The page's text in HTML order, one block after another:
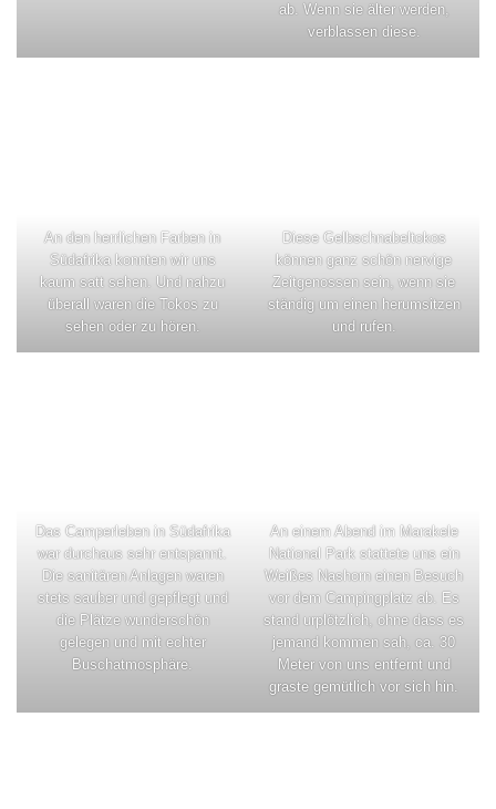
ab. Wenn sie älter werden,
verblassen diese.
An den herrlichen Farben in
Südafrika konnten wir uns
kaum satt sehen. Und nahzu
überall waren die Tokos zu
sehen oder zu hören.
Diese Gelbschnabeltokos
können ganz schön nervige
Zeitgenossen sein, wenn sie
ständig um einen herumsitzen
und rufen.
Das Camperleben in Südafrika
war durchaus sehr entspannt.
Die sanitären Anlagen waren
stets sauber und gepflegt und
die Plätze wunderschön
gelegen und mit echter
Buschatmosphäre.
An einem Abend im Marakele
National Park stattete uns ein
Weißes Nashorn einen Besuch
vor dem Campingplatz ab. Es
stand urplötzlich, ohne dass es
jemand kommen sah, ca. 30
Meter von uns entfernt und
graste gemütlich vor sich hin.